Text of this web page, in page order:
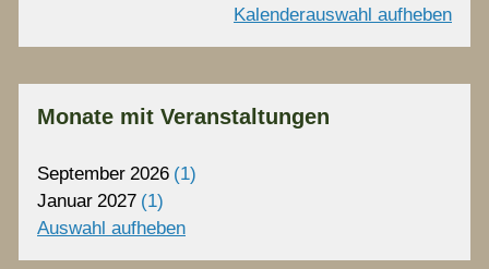
Kalenderauswahl aufheben
Monate mit Veranstaltungen
September 2026 1
Januar 2027 1
Auswahl aufheben